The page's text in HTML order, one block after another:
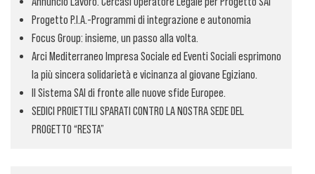
Progetto P.I.A.-Programmi di integrazione e autonomia
Focus Group: insieme, un passo alla volta.
Arci Mediterraneo Impresa Sociale ed Eventi Sociali esprimono
la più sincera solidarietà e vicinanza al giovane Egiziano.
Il Sistema SAI di fronte alle nuove sfide Europee.
SEDICI PROIETTILI SPARATI CONTRO LA NOSTRA SEDE DEL
PROGETTO “RESTA”